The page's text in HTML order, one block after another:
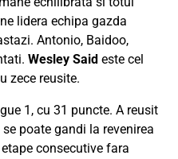
lidera echipa gazda
Antonio, Baidoo,
Wesley Said este cel
zece reusite.
1, cu 31 puncte. A reusit
poate gandi la revenirea
consecutive fara